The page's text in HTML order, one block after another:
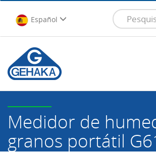
Español
Medidor de
granos portátil